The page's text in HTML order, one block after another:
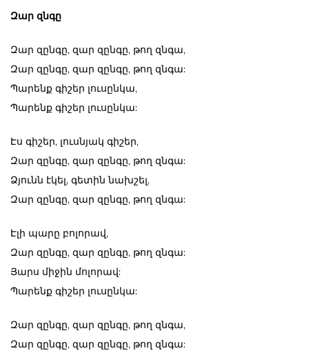
Զար զնգը
Զար զընգը, զար զընգը, թող զնգա,
Զար զընգը, զար զընգը, թող զնգա:
Պարենք գիշեր լուսընկա,
Պարենք գիշեր լուսընկա:
Էս գիշեր, լուսնյակ գիշեր,
Զար զընգը, զար զընգը, թող զնգա:
Ձյունն էկել, գետին նախշել,
Զար զընգը, զար զընգը, թող զնգա:
Էլի պարը բոլորավ,
Զար զընգը, զար զընգը, թող զնգա:
Յարս միջին մոլորավ:
Պարենք գիշեր լուսընկա:
Զար զընգը, զար զընգը, թող զնգա,
Զար զընգը, զար զընգը, թող զնգա: